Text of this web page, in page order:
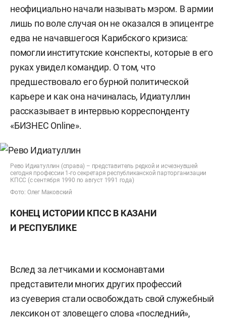
неофициально начали называть мэром. В армии
лишь по воле случая он не оказался в эпицентре
едва не начавшегося Карибского кризиса:
помогли институтские конспекты, которые в его
руках увидел командир. О том, что
предшествовало его бурной политической
карьере и как она начиналась, Идиатуллин
рассказывает в интервью корреспонденту
«БИЗНЕС Online».
Рево Идиатуллин (справа) – представитель редкой и исчезнувшей
сегодня профессии 1-го секретаря республиканской парторганизации
КПСС (с сентября 1990 по август 1991 года)
Фото: Олег Маковский
КОНЕЦ ИСТОРИИ КПСС В КАЗАНИ
И РЕСПУБЛИКЕ
Вслед за летчиками и космонавтами
представители многих других профессий
из суеверия стали освобождать свой служебный
лексикон от зловещего слова «последний»,